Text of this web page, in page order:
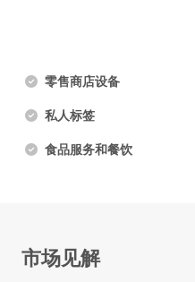
零售商店设备
私人标签
食品服务和餐饮
市场见解